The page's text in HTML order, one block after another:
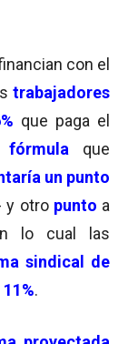
con el
trabajadores
que paga el
fórmula que
un punto
y otro punto a
lo cual las
sindical de
.